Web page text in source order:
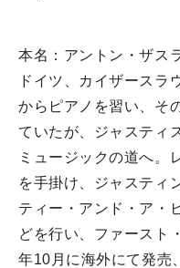
本名：アントン・ザス
ドイツ、カイザースラ
からピアノを習い、そ
ていたが、ジャスティ
ミュージックの道へ。
を手掛け、ジャスティ
ティー・アンド・ア・
どを行い、ファースト
年10月に海外にて発売